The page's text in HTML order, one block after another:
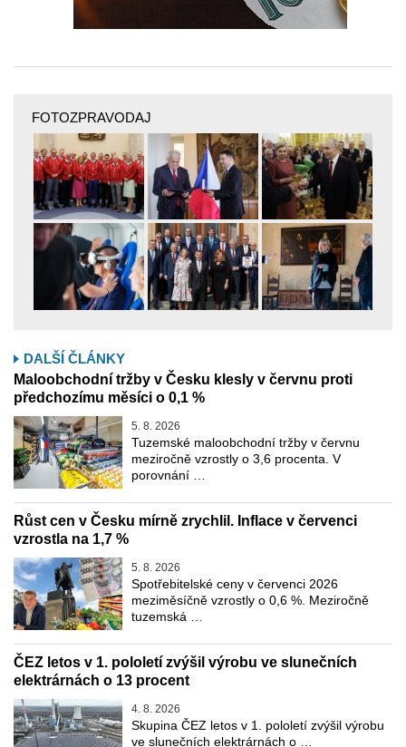
FOTOZPRAVODAJ
DALŠÍ ČLÁNKY
Maloobchodní tržby v Česku klesly v červnu proti
předchozímu měsíci o 0,1 %
5. 8. 2026
Tuzemské maloobchodní tržby v červnu
meziročně vzrostly o 3,6 procenta. V
porovnání …
Růst cen v Česku mírně zrychlil. Inflace v červenci
vzrostla na 1,7 %
5. 8. 2026
Spotřebitelské ceny v červenci 2026
meziměsíčně vzrostly o 0,6 %. Meziročně
tuzemská …
ČEZ letos v 1. pololetí zvýšil výrobu ve slunečních
elektrárnách o 13 procent
4. 8. 2026
Skupina ČEZ letos v 1. pololetí zvýšil výrobu
ve slunečních elektrárnách o …